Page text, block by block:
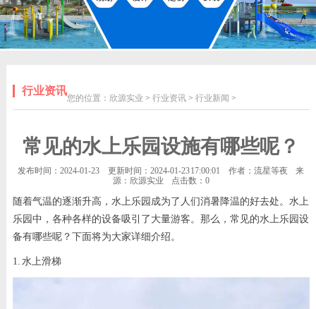
行业资讯
您的位置： 欣源实业 > 行业资讯> 行业新闻 >
常见的水上乐园设施有哪些呢？
发布时间：2024-01-23 更新时间：2024-01-23 17:00:01 作者：流星等夜
来
源：欣源实业
点击数：0
随着气温的逐渐升高，水上乐园成为了人们消暑降温的好去处。水上
乐园中，各种各样的设备吸引了大量游客。那么，常见的水上乐园设
备有哪些呢？下面将为大家详细介绍。
1. 水上滑梯